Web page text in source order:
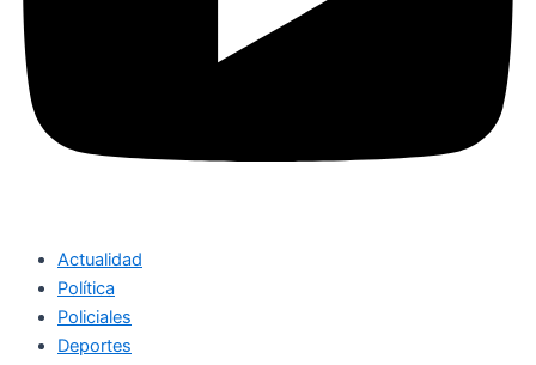
Actualidad
Política
Policiales
Deportes